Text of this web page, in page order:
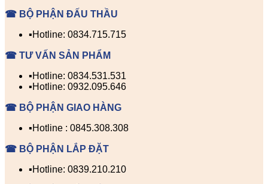
☎ BỘ PHẬN ĐẤU THẦU
▪️Hotline: 0834.715.715
☎ TƯ VẤN SẢN PHẨM
▪️Hotline: 0834.531.531
▪️Hotline: 0932.095.646
☎ BỘ PHẬN GIAO HÀNG
▪️Hotline : 0845.308.308
☎ BỘ PHẬN LẮP ĐẶT
▪️Hotline: 0839.210.210